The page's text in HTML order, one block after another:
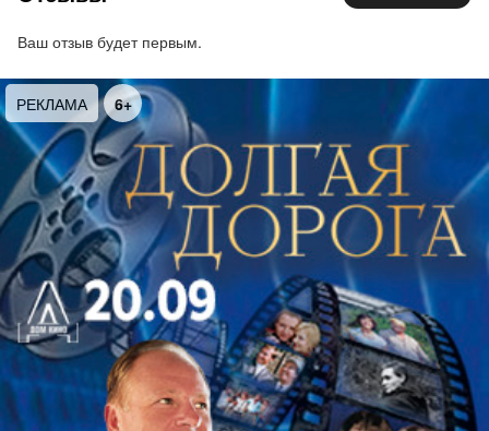
Ваш отзыв будет первым.
РЕКЛАМА 6+